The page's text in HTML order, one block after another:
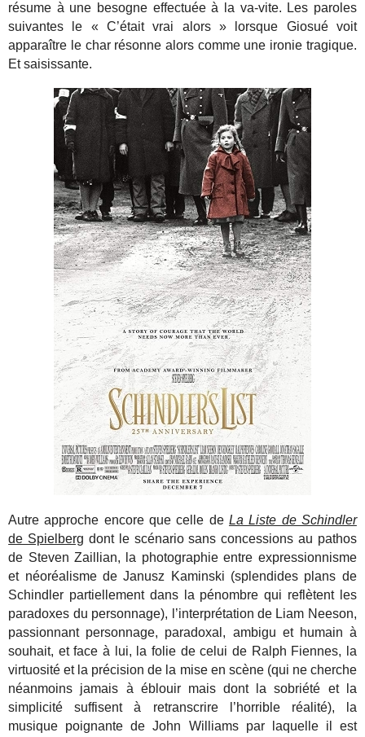
résume à une besogne effectuée à la va-vite. Les paroles
suivantes le « C’était vrai alors » lorsque Giosué voit
apparaître le char résonne alors comme une ironie tragique.
Et saisissante.
Autre approche encore que celle de La Liste de Schindler
de Spielberg dont le scénario sans concessions au pathos
de Steven Zaillian, la photographie entre expressionnisme
et néoréalisme de Janusz Kaminski (splendides plans de
Schindler partiellement dans la pénombre qui reflètent les
paradoxes du personnage), l’interprétation de Liam Neeson,
passionnant personnage, paradoxal, ambigu et humain à
souhait, et face à lui, la folie de celui de Ralph Fiennes, la
virtuosité et la précision de la mise en scène (qui ne cherche
néanmoins jamais à éblouir mais dont la sobriété et la
simplicité suffisent à retranscrire l’horrible réalité), la
musique poignante de John Williams par laquelle il est